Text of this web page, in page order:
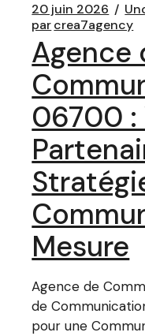
20 juin 2026
parcrea7agency
Agence
06700 :
Mesure
Agence de
de
pour une